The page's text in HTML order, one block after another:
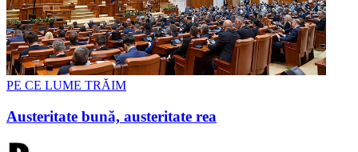
PE CE LUME TRĂIM
Austeritate bună, austeritate rea